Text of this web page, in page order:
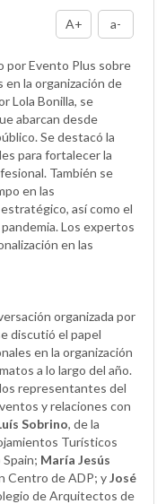
A+ a-
por Evento Plus sobre
en la organización de
Lola Bonilla, se
abarcan desde
Se destacó la
para fortalecer la
También se
en las
así como el
Los expertos
en las
organizada por
discutió el papel
en la organización
a lo largo del año.
representantes del
y relaciones con
Sobrino, de la
Turísticos
María Jesús
Centro de ADP; yJosé
de Arquitectos de